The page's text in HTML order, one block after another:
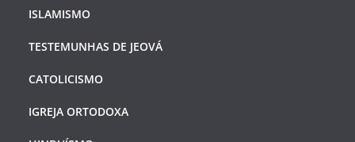
ISLAMISMO
TESTEMUNHAS DE JEOVÁ
CATOLICISMO
IGREJA ORTODOXA